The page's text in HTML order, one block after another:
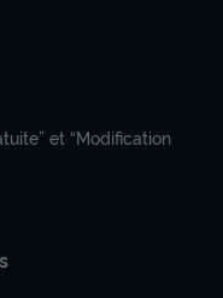
et “Modification